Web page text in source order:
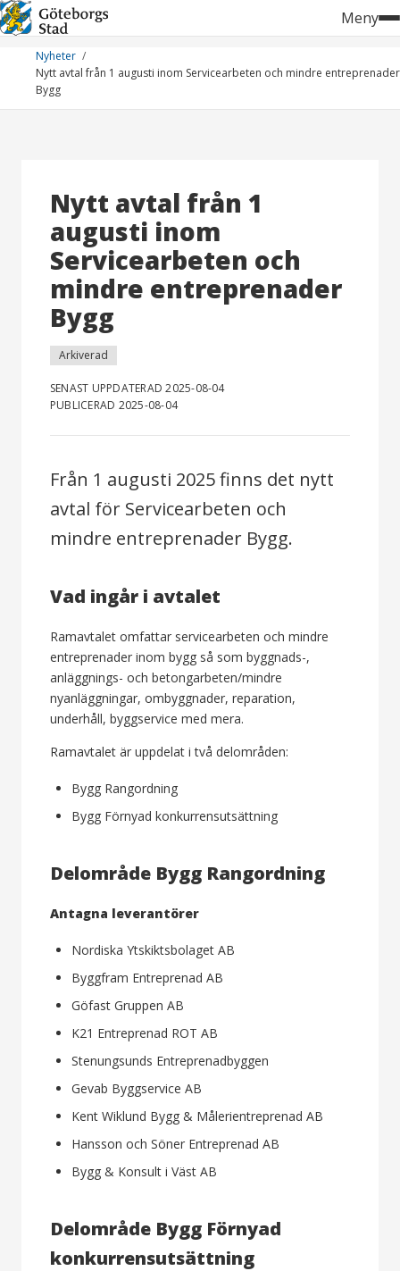
Hoppa
till
innehåll
Meny
Nyheter
Nytt avtal från 1 augusti inom Servicearbeten och mindre entreprenader
Bygg
Nytt avtal från 1
augusti inom
Servicearbeten och
mindre entreprenader
Bygg
Arkiverad
SENAST UPPDATERAD 2025-08-04
PUBLICERAD 2025-08-04
Från 1 augusti 2025 finns det nytt
avtal för Servicearbeten och
mindre entreprenader Bygg.
Vad ingår i avtalet
Ramavtalet omfattar servicearbeten och mindre
entreprenader inom bygg så som byggnads-,
anläggnings- och betongarbeten/mindre
nyanläggningar, ombyggnader, reparation,
underhåll, byggservice med mera.
Ramavtalet är uppdelat i två delområden:
Bygg Rangordning
Bygg Förnyad konkurrensutsättning
Delområde Bygg Rangordning
Antagna leverantörer
Nordiska Ytskiktsbolaget AB
Byggfram Entreprenad AB
Göfast Gruppen AB
K21 Entreprenad ROT AB
Stenungsunds Entreprenadbyggen
Gevab Byggservice AB
Kent Wiklund Bygg & Målerientreprenad AB
Hansson och Söner Entreprenad AB
Bygg & Konsult i Väst AB
Delområde Bygg Förnyad
konkurrensutsättning